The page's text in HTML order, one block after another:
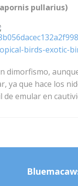
pullarius)
dimorfismo,
ya que hace los
emular en